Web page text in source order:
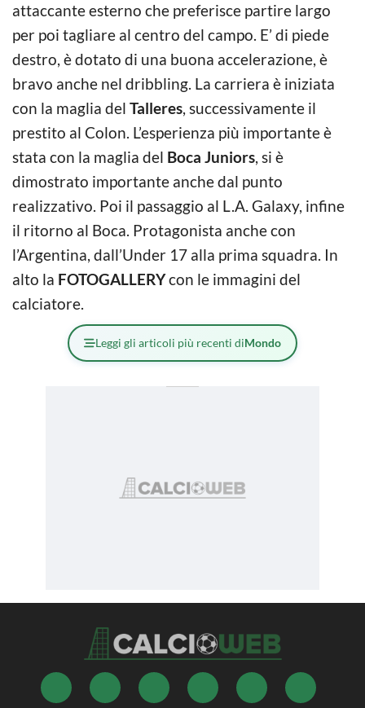
attaccante esterno che preferisce partire largo
per poi tagliare al centro del campo. E’ di piede
destro, è dotato di una buona accelerazione, è
bravo anche nel dribbling. La carriera è iniziata
con la maglia del Talleres, successivamente il
prestito al Colon. L’esperienza più importante è
stata con la maglia del Boca Juniors, si è
dimostrato importante anche dal punto
realizzativo. Poi il passaggio al L.A. Galaxy, infine
il ritorno al Boca. Protagonista anche con
l’Argentina, dall’Under 17 alla prima squadra. In
alto la FOTOGALLERYcon le immagini del
calciatore.
Leggi gli articoli più recenti diMondo